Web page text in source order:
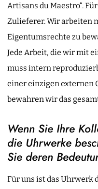
Artisans du Maestro“.
Zulieferer. Wir arbeiten
Eigentumsrechte zu
Jede Arbeit, die wir mit
muss intern
einer einzigen externen
bewahren wir das
Wenn Sie Ihre
die Uhrwerke
Sie deren
Für uns ist das Uhrwerk